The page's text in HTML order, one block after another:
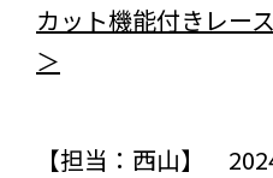
カット機能付きレー
＞
【担当：西山】